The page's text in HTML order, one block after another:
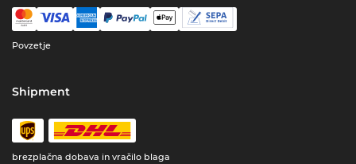
Povzetje
Shipment
brezplačna dobava in vračilo blaga